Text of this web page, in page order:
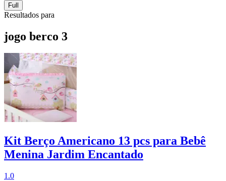
Full
Resultados para
jogo berco 3
Kit Berço Americano 13 pcs para Bebê
Menina Jardim Encantado
1.0